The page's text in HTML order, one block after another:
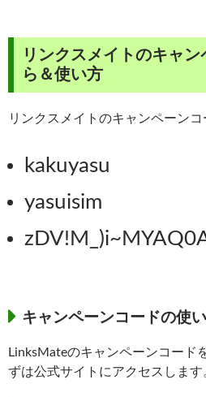
リンクスメイトのキャ
ら＆使い方
リンクスメイトのキャンペーンコ
kakuyasu
yasuisim
キャンペーンコードの使
LinksMateのキャンペーンコード
ずは公式サイトにアクセスします